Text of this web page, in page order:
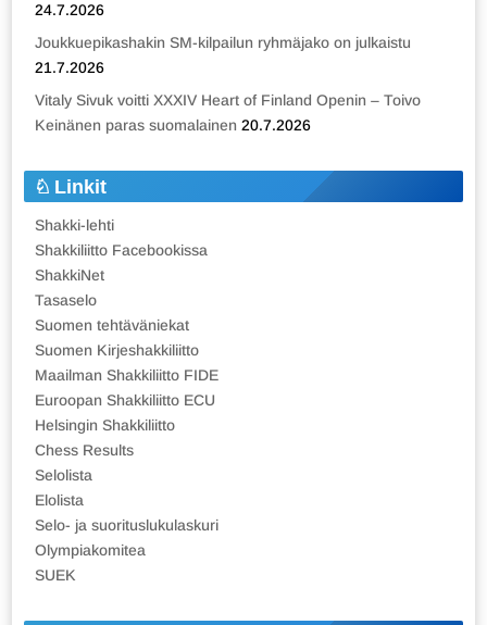
24.7.2026
Joukkuepikashakin SM-kilpailun ryhmäjako on julkaistu
21.7.2026
Vitaly Sivuk voitti XXXIV Heart of Finland Openin – Toivo
Keinänen paras suomalainen 20.7.2026
Linkit
Shakki-lehti
Shakkiliitto Facebookissa
ShakkiNet
Tasaselo
Suomen tehtäväniekat
Suomen Kirjeshakkiliitto
Maailman Shakkiliitto FIDE
Euroopan Shakkiliitto ECU
Helsingin Shakkiliitto
Chess Results
Selolista
Elolista
Selo- ja suorituslukulaskuri
Olympiakomitea
SUEK